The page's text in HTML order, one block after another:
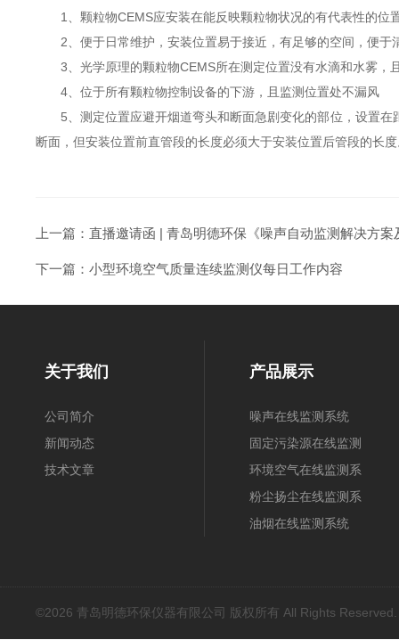
1、颗粒物CEMS应安装在能反映颗粒物状况的有代表性的位
2、便于日常维护，安装位置易于接近，有足够的空间，便于
3、光学原理的颗粒物CEMS所在测定位置没有水滴和水雾，
4、位于所有颗粒物控制设备的下游，且监测位置处不漏风
5、测定位置应避开烟道弯头和断面急剧变化的部位，设置在
断面，但安装位置前直管段的长度必须大于安装位置后管段的长
上一篇： 直播邀请函 | 青岛明德环保《噪声自动监测解决方案
下一篇： 小型环境空气质量连续监测仪每日工作内容
关于我们
公司简介
新闻动态
技术文章
产品展示
噪声在线监测系统
固定污染源在线监测
系统
环境空气在线监测系
统
粉尘扬尘在线监测系
统
油烟在线监测系统
©2026 青岛明德环保仪器有限公司 版权所有 All Rights